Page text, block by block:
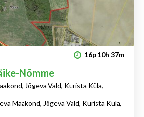
16p 10h 37m
Nõmme
Jõgeva Vald, Kurista Küla,
Maakond, Jõgeva Vald, Kurista Küla,